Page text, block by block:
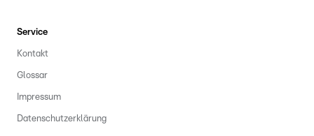
Service
Kontakt
Glossar
Impressum
Datenschutzerklärung